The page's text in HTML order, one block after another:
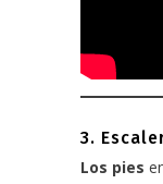
3.
Los pies